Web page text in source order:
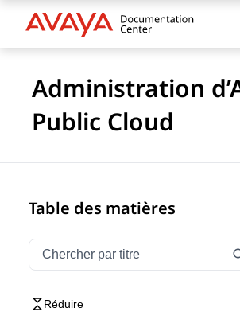
Administration
Public Cloud
Table des matières
Filtrer la navigation par titre
Tapez pour filtrer les éléments
Réduire